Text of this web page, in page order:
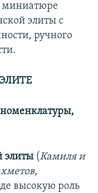
миниатюре
элиты с
ручного
элиты (Камиля и
,
высокую роль